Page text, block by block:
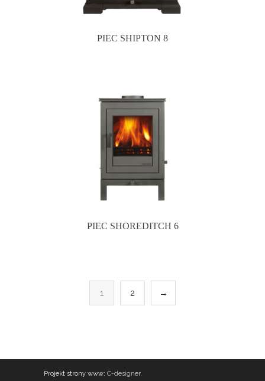
PIEC SHIPTON 8
PIEC SHOREDITCH 6
1 2 →
Projekt strony www: C-designer.